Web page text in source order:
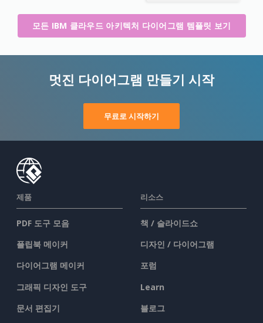
모든 IBM 클라우드 아키텍처 다이어그램 템플릿 보기
멋진 다이어그램 만들기 시작
무료로 시작하기
제품
PDF 도구 모음
플립북 메이커
다이어그램 메이커
그래픽 디자인 도구
문서 편집기
리소스
책 / 슬라이드쇼
디자인 / 다이어그램
포럼
Learn
블로그